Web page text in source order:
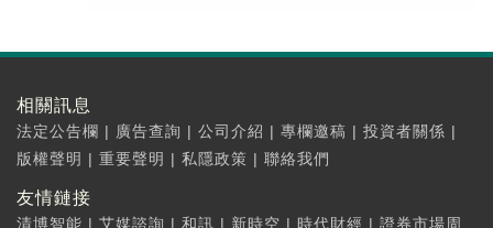
相關訊息
法定公告欄 | 廣告查詢 | 公司介紹 | 專欄邀稿 | 投資者關係 |
版權聲明 | 重要聲明 | 私隱政策 | 聯絡我們
友情鏈接
清博智能 | 艾媒諮詢 | 和訊 | 新時空 | 時代財經 | 證券市場周